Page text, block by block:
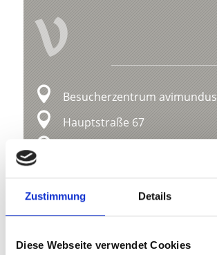
Zustimmung Details
Diese Webseite verwendet Cookies
V
Besucherzentrum avimundus
Hauptstraße 67
info@avimundus.com